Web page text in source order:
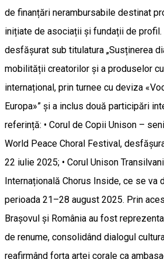
de finanțări nerambursabile destinat
inițiate de asociații și fundații de
desfășurat sub titulatura „Susținerea
mobilității creatorilor și a produselor
internațional, prin turnee cu deviza
Europa»” și a inclus două participări
referință: • Corul de Copii Unison –
World Peace Choral Festival,
22 iulie 2025; • Corul Unison
Internațională Chorus Inside, ce se va
perioada 21–28 august 2025. Prin
Brașovul și România au fost
de renume, consolidând dialogul
reafirmând forța artei corale ca